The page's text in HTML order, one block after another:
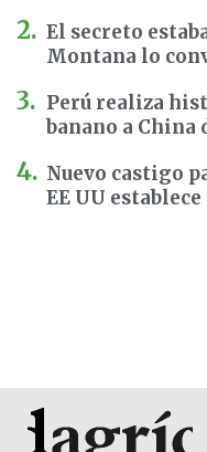
El secreto
Montana lo
Perú realiza
banano a China
Nuevo castigo
EE UU